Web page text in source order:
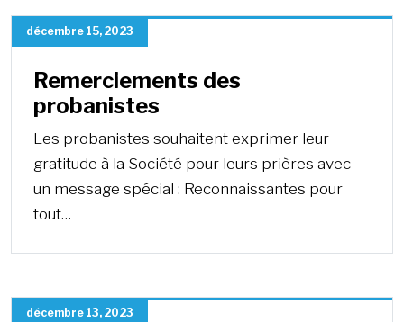
décembre 15, 2023
Remerciements des
probanistes
Les probanistes souhaitent exprimer leur
gratitude à la Société pour leurs prières avec
un message spécial : Reconnaissantes pour
tout…
décembre 13, 2023